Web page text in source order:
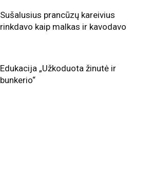
Sušalusius prancūzų kareivius
rinkdavo kaip malkas ir kavodavo
Edukacija „Užkoduota žinutė ir
bunkerio“